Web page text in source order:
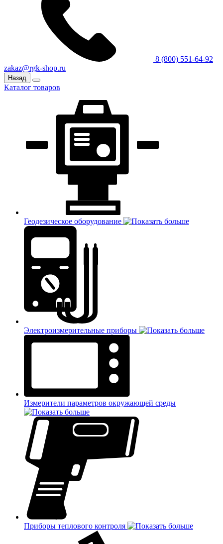
8 (800) 551-64-92
zakaz@rgk-shop.ru
Назад
Каталог товаров
Геодезическое оборудование
Электроизмерительные приборы
Измерители параметров окружающей среды
Приборы теплового контроля